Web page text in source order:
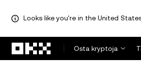
Looks like you're in the United
Osta kryptoja